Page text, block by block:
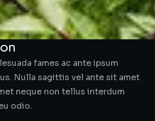
fames ac ante ipsum
Nulla sagittis vel ante sit amet
neque non tellus interdum
odio.